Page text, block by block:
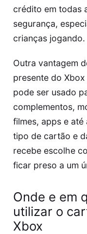
crédito em todas
segurança,
crianças jogando.
Outra vantagem
presente do
pode ser usado
complementos,
filmes, apps e
tipo de cartão e
recebe escolhe
ficar preso a um
Onde e em
utilizar o
Xbox